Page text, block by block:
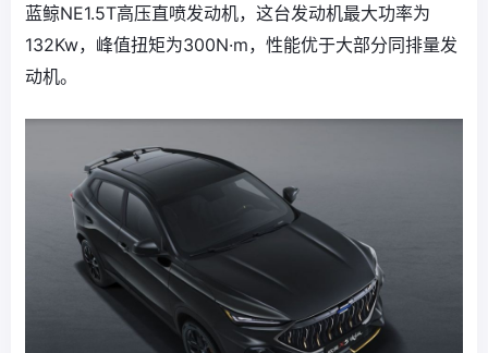
蓝鲸NE1.5T高压直喷发动机，这台发动机最大功率为
132Kw，峰值扭矩为300N·m，性能优于大部分同排量发
动机。